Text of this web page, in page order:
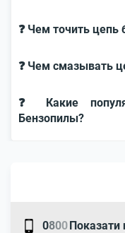
❓ Чем точить цепь
❓ Чем смазывать
❓ Какие
Бензопилы?
0800Показати